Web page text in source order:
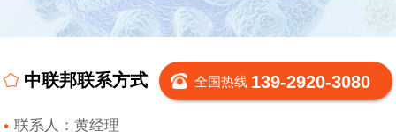
中联邦联系方式 全国热线 139-2920-3080
联系人：黄经理